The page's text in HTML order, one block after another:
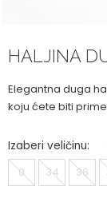
HALJINA
Elegantna duga
koju ćete biti
Izaberi veličinu:
0 34 36